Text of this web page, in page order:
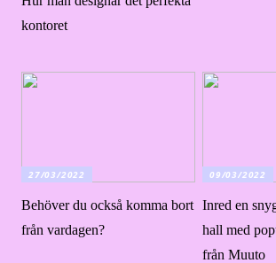
kontoret
27/03/2022
Behöver du också komma bort
från vardagen?
09/03/2022
Inred en
hall med
från Muuto